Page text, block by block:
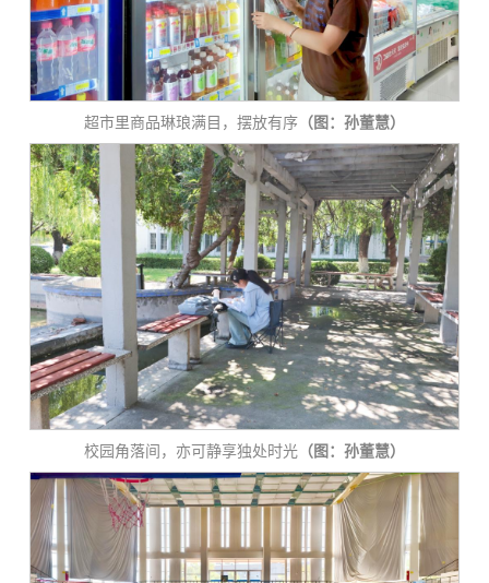
超市里商品琳琅满目，摆放有序 （图：孙董慧）
校园角落间，亦可静享独处时光 （图：孙董慧）